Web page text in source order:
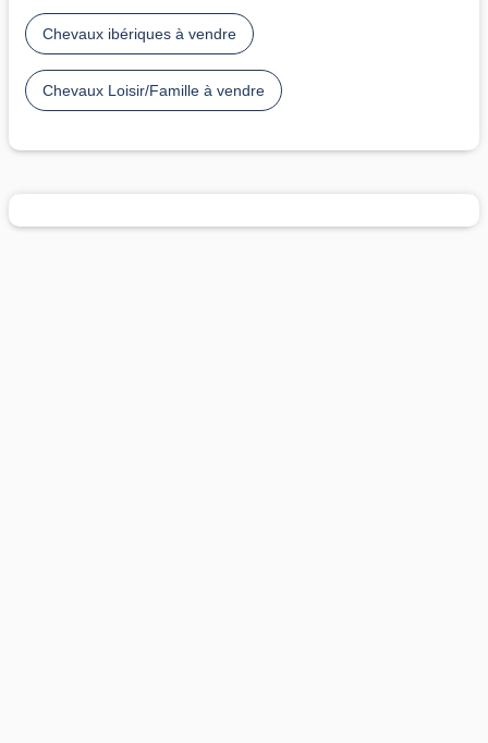
Chevaux ibériques à vendre
Chevaux Loisir/Famille à vendre